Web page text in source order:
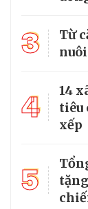
3
Từ
4
14
tiêu
xếp
5